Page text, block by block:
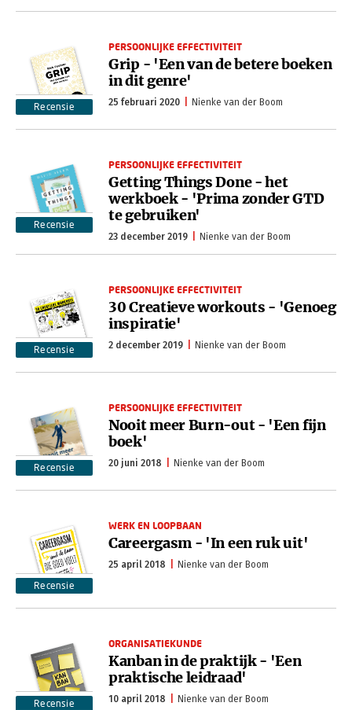
Recensie
PERSOONLIJKE EFFECTIVITEIT
Grip - 'Een van de betere boeken
in dit genre'
25 februari 2020 Nienke van der Boom
Recensie
PERSOONLIJKE EFFECTIVITEIT
Getting Things Done - het
werkboek - 'Prima zonder GTD
te gebruiken'
23 december 2019 Nienke van der Boom
Recensie
PERSOONLIJKE EFFECTIVITEIT
30 Creatieve workouts - 'Genoeg
inspiratie'
2 december 2019 Nienke van der Boom
Recensie
PERSOONLIJKE EFFECTIVITEIT
Nooit meer Burn-out - 'Een fijn
boek'
20 juni 2018 Nienke van der Boom
Recensie
WERK EN LOOPBAAN
Careergasm - 'In een ruk uit'
25 april 2018 Nienke van der Boom
Recensie
ORGANISATIEKUNDE
Kanban in de praktijk - 'Een
praktische leidraad'
10 april 2018 Nienke van der Boom